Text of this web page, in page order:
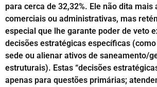
para cerca de 32,32%. Ele não dita mais
comerciais ou administrativas, mas
especial que lhe garante poder de veto
decisões estratégicas específicas
sede ou alienar ativos de saneamento/
estruturais). Estas “decisões
apenas para questões primárias;